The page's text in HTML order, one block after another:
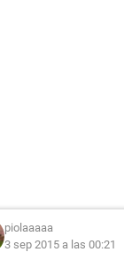
piolaaaaa
3 sep 2015 a las 00:21